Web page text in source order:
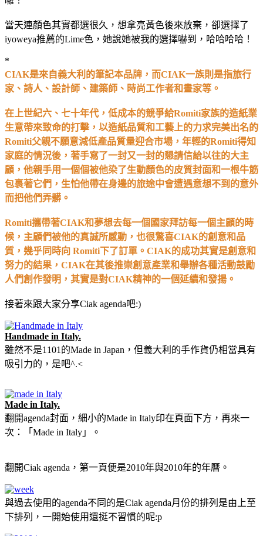
當天連顏色其實都選很久，想拿亮黃色後來放棄，卻選擇了
iyoweya推薦的Lime色，她說她被我的選擇嚇到，哈哈哈哈！
*
CIAK是來自義大利的筆記本品牌，而CIAK一族則是指旅行
家、詩人、設計師、建築師、時尚工作者和畫家等。
在上世紀六、七十年代，低成本的競爭給Romiti家族的造紙業
生意帶來致命的打擊，以造紙品質和工藝上的力求完美出名的
Romiti父親不願意減低產品質量迎合市場，年輕的Romiti得知
家庭的情況後，著手寫了一封又一封的懇請信給以往的大主
顧，他親手用一個個被他染了生動顏色的皮質封面和一根牛筋
包裹著它們，生怕他帶在身邊的旅途中會遭遇意想不到的意外
而把他們弄髒。
Romiti攜帶著CIAK和夢想去每一個國家拜訪每一個主顧的時
候，主顧們被他的真誠所感動，也很驚喜CIAK的創意和品
質，幾乎同時向 Romiti下了訂單。CIAK的成功其實是創意和
努力的結果，CIAK在其後推崇創意產業和舉辦各種活動鼓勵
人們創作發明，其實是對CIAK精神的一個延續和發揚。
接著來跟大家分享Ciak agenda吧:)
Handmade in Italy.
雖然不是1101的Made in Japan，但義大利的手作貨仍相當具有
吸引力的，是吧^.<
Made in Italy.
翻開agenda封面，細小的Made in Italy印在頁面下方，再來一
次：「Made in Italy」。
翻開Ciak agenda，第一頁便是2010年與2010年的年曆。
與過去使用的agenda不同的是Ciak agenda月份的排列是由上至
下排列，一開始使用還挺不習慣的呢:p